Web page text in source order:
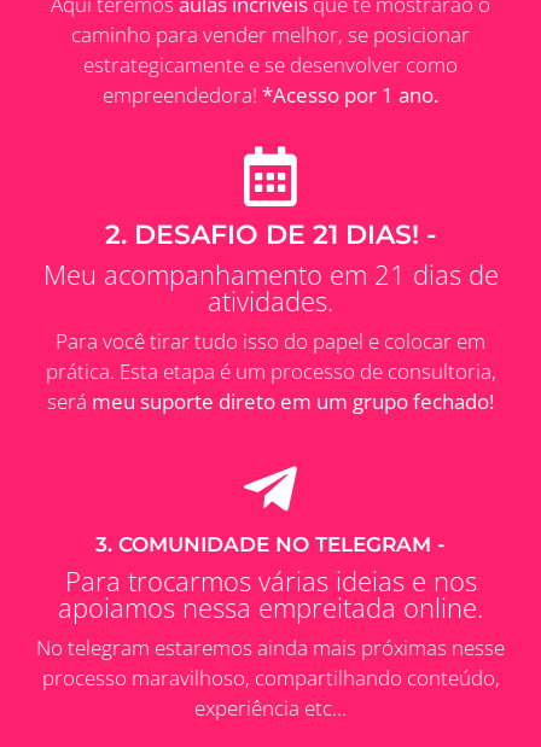
caminho para vender melhor, se posicionar
estrategicamente e se desenvolver como
empreendedora! *Acesso por 1 ano.
2. DESAFIO DE 21 DIAS! -
Meu acompanhamento em 21 dias de
atividades.
Para você tirar tudo isso do papel e colocar em
prática. Esta etapa é um processo de consultoria,
será meu suporte direto em um grupo fechado!
3. COMUNIDADE NO TELEGRAM -
Para trocarmos várias ideias e nos
apoiamos nessa empreitada online.
No telegram estaremos ainda mais próximas nesse
processo maravilhoso, compartilhando conteúdo,
experiência etc…